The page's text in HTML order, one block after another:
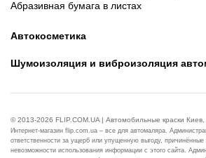
Абразивная бумага в листах
Автокосметика
Шумоизоляция и виброизоляция
© 2013-2026 FLIP.COM.UA | Автомобильные краски
Интернет-магазин flip.com.ua – все для автомаляра.
ответственности за ущерб или упущенную выгоду, причинённые
невозможности использования информации с этого сайта.